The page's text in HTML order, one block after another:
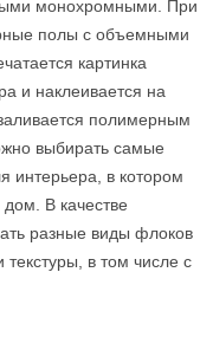
монохромными. При
полы с объемными
картинка
и наклеивается на
полимерным
выбирать самые
интерьера, в котором
В качестве
разные виды флоков
текстуры, в том числе с